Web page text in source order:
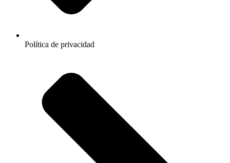
Política de privacidad